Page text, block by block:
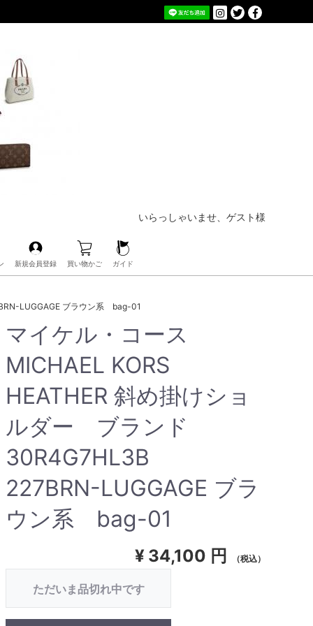
いらっしゃいませ、ゲスト様
新規会員登録 買い物かご ガイド
LUGGAGE ブラウン系 bag-01
マイケル・コース
MICHAEL KORS
HEATHER 斜め掛けショ
ルダー ブランド
30R4G7HL3B
227BRN-LUGGAGE ブラ
ウン系 bag-01
¥ 34,100 円 （税込）
ただいま品切れ中です